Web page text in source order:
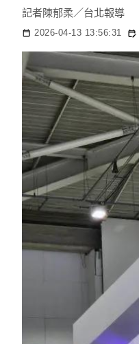
記者陳郁柔／台北報導
2026-04-13 13:56:31